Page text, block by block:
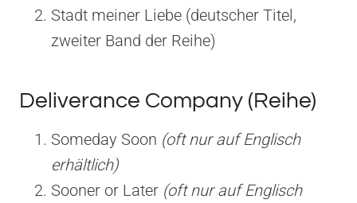
Stadt meiner Liebe (deutscher Titel,
zweiter Band der Reihe)
Deliverance Company (Reihe)
Someday Soon (oft nur auf Englisch
erhältlich)
Sooner or Later (oft nur auf Englisch